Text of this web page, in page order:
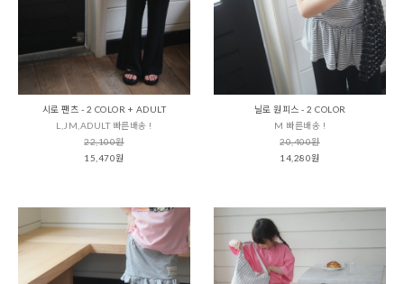
시로 팬츠 - 2 COLOR + ADULT
L,JM,ADULT 빠른배송 !
22,100원
15,470원
닐로 원피스 - 2 COLOR
M 빠른배송 !
20,400원
14,280원